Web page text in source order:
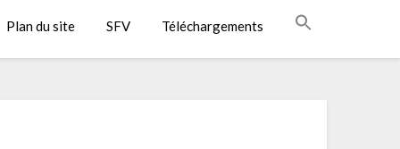
Plan du site SFV Téléchargements